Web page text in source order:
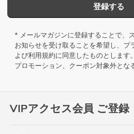
VIPアクセス会員 ご登録
登録する
* メールマガジンに登録することで、
お知らせを受け取ることを希望し、 プ
よび利用規約に同意したものとします
プロモーション、クーポン対象外とな